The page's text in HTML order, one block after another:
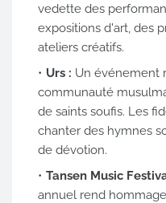
vedette des
expositions d'art, des
ateliers créatifs.
Urs : Un événement
communauté
de saints soufis. Les
chanter des hymnes
de dévotion.
Tansen Music
annuel rend